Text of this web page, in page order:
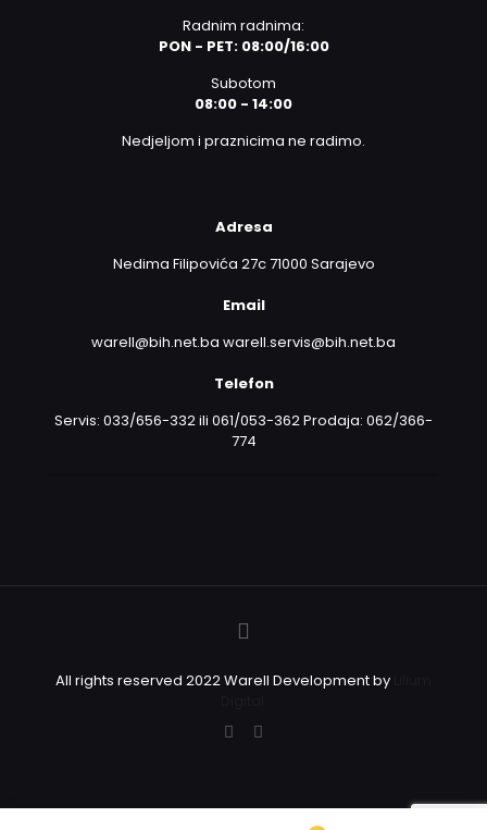
Radnim radnima:
PON - PET: 08:00/16:00
Subotom
08:00 - 14:00
Nedjeljom i praznicima ne radimo.
Adresa
Nedima Filipovića 27c 71000 Sarajevo
Email
warell@bih.net.ba warell.servis@bih.net.ba
Telefon
Servis: 033/656-332 ili 061/053-362 Prodaja: 062/366-
774
All rights reserved 2022 Warell Development by